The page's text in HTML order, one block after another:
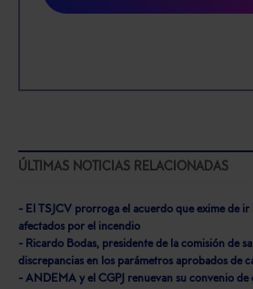
Saber más acerca de las cookies
ÚLTIMAS NOTICIAS RELACIONADAS
- El TSJCV prorroga el acuerdo que exime de ir
afectados por el incendio
- Ricardo Bodas, presidente de la comisión de
discrepancias en los parámetros aprobados de
- ANDEMA y el CGPJ renuevan su convenio